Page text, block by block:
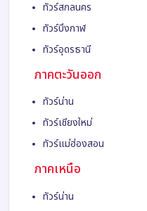
ทัวร์สกลนคร
ทัวร์บึงกาฬ
ทัวร์อุดรธานี
ภาคตะวันออก
ทัวร์น่าน
ทัวร์เชียงใหม่
ทัวร์แม่ฮ่องสอน
ภาคเหนือ
ทัวร์น่าน